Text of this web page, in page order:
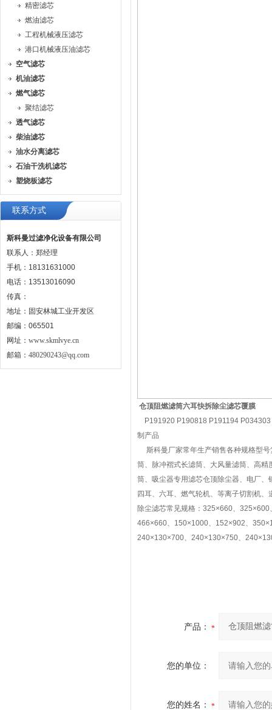
精密滤芯
燃油滤芯
工程机械液压滤芯
港口机械液压油滤芯
空气滤芯
机油滤芯
燃气滤芯
聚结滤芯
透气滤芯
柴油滤芯
油水分离滤芯
石油干洗机滤芯
塑烧板滤芯
联系方式
斯科曼过滤净化设备有限公司
联系人：郑经理
手机：18131631000
电话：13513016090
传真：
地址：固安林城工业开发区
邮编：065501
网址： www.skmlvye.cn
邮箱： 480290243@qq.com
仓顶阻燃滤筒六耳快拆除尘滤芯覆膜
P191920 P190818 P191194
制产品
斯科曼厂家常年生产销售各种规格型号
筒、脉冲褶式长滤筒、大风量滤筒、高
筒、吸尘器专用滤芯仓顶除尘器、电厂
四耳、六耳、燃气轮机、等离子切割机
除尘滤芯常见规格：325×660、
466×660、150×1000、152×902、
240×130×700、240×130×750、
产品：
您的单位：
您的姓名：